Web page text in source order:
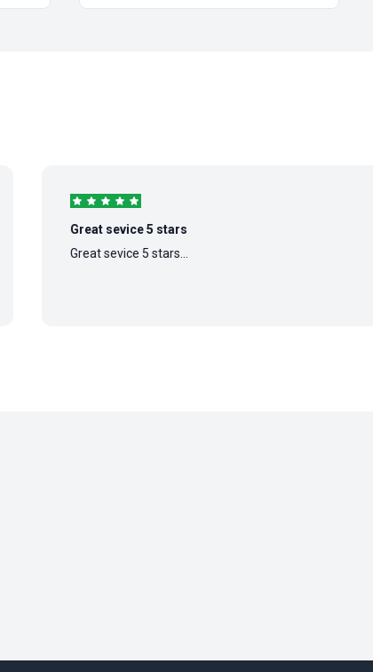
Great sevice 5 stars
Great sevice 5 stars...